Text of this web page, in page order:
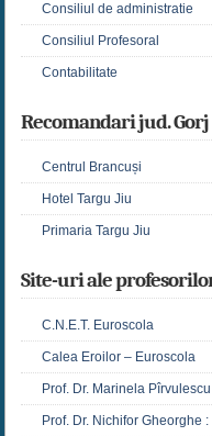
Consiliul de administratie
Consiliul Profesoral
Contabilitate
Recomandari jud. Gorj
Centrul Brancuși
Hotel Targu Jiu
Primaria Targu Jiu
Site-uri ale
C.N.E.T. Euroscola
Calea Eroilor – Euroscola
Prof. Dr. Marinela Pîrvulescu
Prof. Dr. Nichifor Gheorghe :